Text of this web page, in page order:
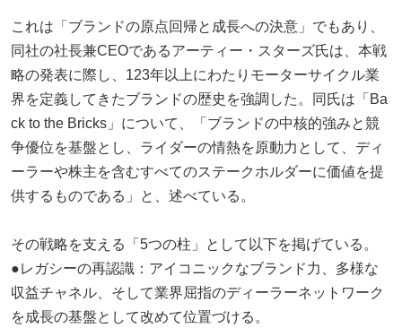
これは「ブランドの原点回帰と成長への決意」でもあり、
同社の社長兼CEOであるアーティー・スターズ氏は、本戦
略の発表に際し、123年以上にわたりモーターサイクル業
界を定義してきたブランドの歴史を強調した。同氏は「Ba
ck to the Bricks」について、「ブランドの中核的強みと競
争優位を基盤とし、ライダーの情熱を原動力として、ディ
ーラーや株主を含むすべてのステークホルダーに価値を提
供するものである」と、述べている。
その戦略を支える「5つの柱」として以下を掲げている。
●レガシーの再認識：アイコニックなブランド力、多様な
収益チャネル、そして業界屈指のディーラーネットワーク
を成長の基盤として改めて位置づける。